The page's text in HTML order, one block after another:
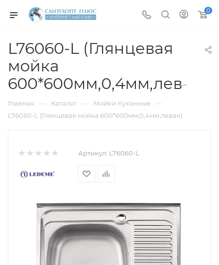
0
L76060-L (Глянцевая
мойка
600*600мм,0,4мм,левая)
Главная — Каталог — Мойки Кухонные —
L76060-L (Глянцевая мойка 600*600мм,0,4мм,левая)
Артикул: L76060-L